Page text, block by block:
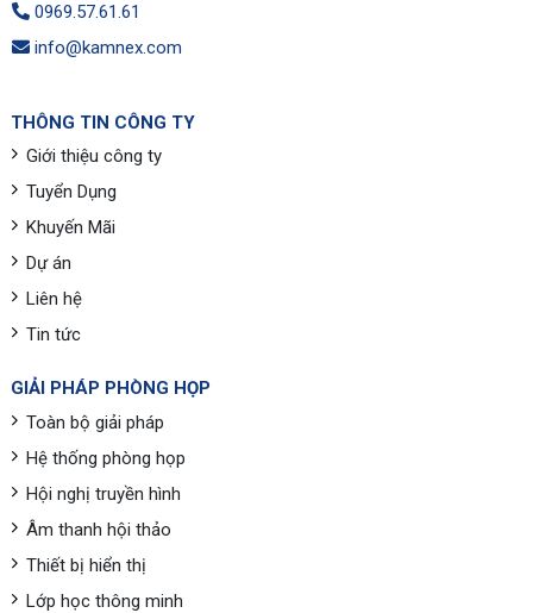
0969.57.61.61
info@kamnex.com
THÔNG TIN CÔNG TY
Giới thiệu công ty
Tuyển Dụng
Khuyến Mãi
Dự án
Liên hệ
Tin tức
GIẢI PHÁP PHÒNG HỌP
Toàn bộ giải pháp
Hệ thống phòng họp
Hội nghị truyền hình
Âm thanh hội thảo
Thiết bị hiển thị
Lớp học thông minh